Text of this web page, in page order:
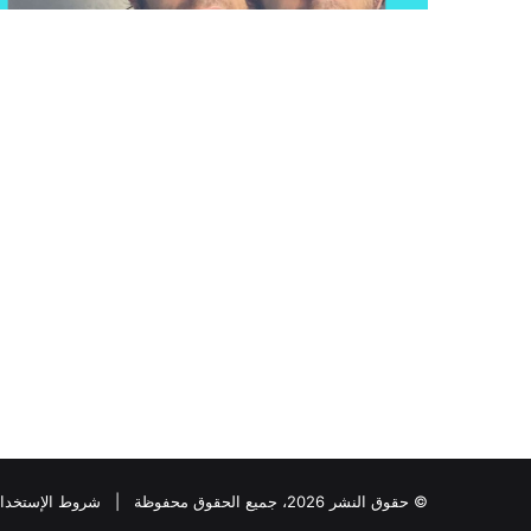
© حقوق النشر 2026، جميع الحقوق محفوظة | شروط